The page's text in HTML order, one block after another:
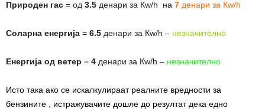
Природен гас = од 3.5 денари за Кw/h на 7 денари за Кw/h
Соларна енергија = 6.5 денари за Кw/h – незначително
Енергија од ветер = 4 денари за Кw/h – незначително
Исто така ако се искалкулираат реалните вредности за
бензините , истражувачите дошле до резултат дека едно